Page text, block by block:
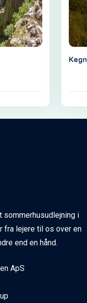
sommerhusudlejning i
fra lejere til os over en
end en hånd.
ApS